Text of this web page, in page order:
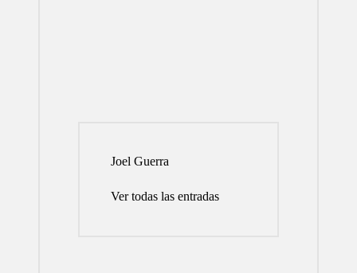
Joel Guerra
Ver todas las entradas